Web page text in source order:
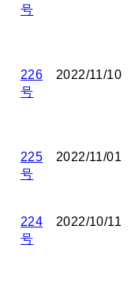
号
226
号
2022/11/10
225
号
2022/11/01
224
号
2022/10/11